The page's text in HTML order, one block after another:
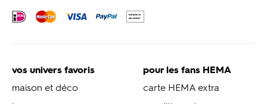
vos univers favoris
maison et déco
pour les fans HEMA
carte HEMA extra